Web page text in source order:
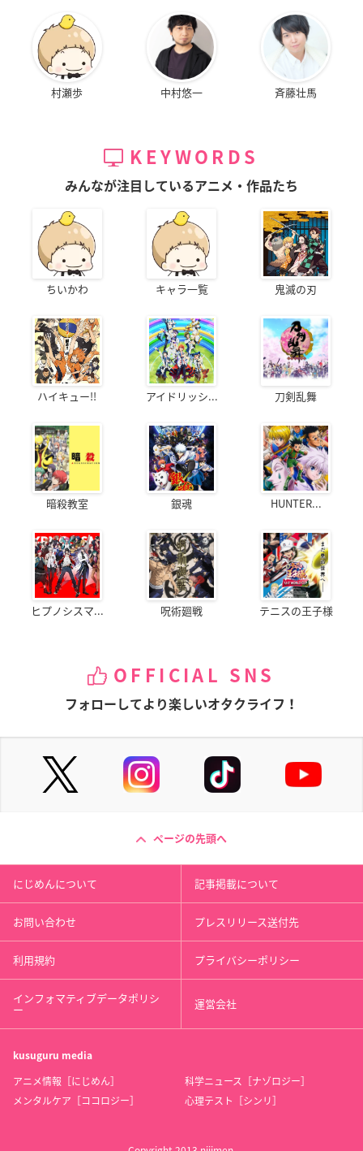
村瀬歩 中村悠一 斉藤壮馬
KEYWORDS
みんなが注目しているアニメ・作品たち
ちいかわ キャラ一覧 鬼滅の刃
ハイキュー!! アイドリッシ... 刀剣乱舞
暗殺教室 銀魂 HUNTER...
ヒプノシスマ... 呪術廻戦 テニスの王子様
OFFICIAL SNS
フォローしてより楽しいオタクライフ！
ページの先頭へ
にじめんについて 記事掲載について
お問い合わせ プレスリリース送付先
利用規約 プライバシーポリシー
インフォマティブデータポリシ
ー 運営会社
kusuguru media
アニメ情報［にじめん］
科学ニュース［ナゾロジー］
メンタルケア［ココロジー］
心理テスト［シンリ］